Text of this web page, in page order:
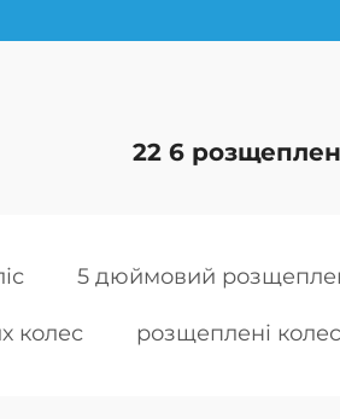
22 6
5 дюймовий
колес розщеплені